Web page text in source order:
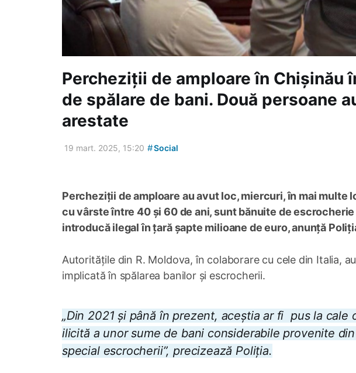
Percheziții de amploare în Chișinău
de spălare de bani. Două persoane
arestate
19 mart. 2025, 15:20 #Social
Percheziții de amploare au avut loc, miercuri, în mai multe
cu vârste între 40 și 60 de ani, sunt bănuite de
introducă ilegal în țară șapte milioane de euro, anunță
Autoritățile din R. Moldova, în colaborare cu cele din Italia,
implicată în spălarea banilor și escrocherii.
„Din 2021 și până în prezent, aceștia ar fi pus la
ilicită a unor sume de bani considerabile provenite
special escrocherii”, precizează Poliția.